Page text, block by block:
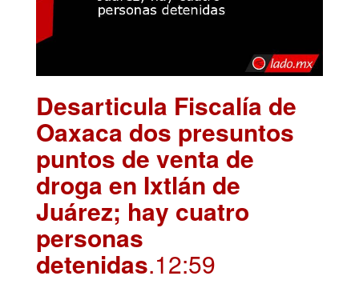
Desarticula Fiscalía de
Oaxaca dos presuntos
puntos de venta de
droga en Ixtlán de
Juárez; hay cuatro
personas
detenidas.12:59